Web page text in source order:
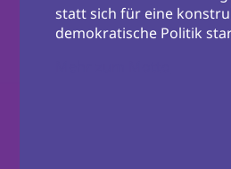
statt sich für eine
demokratische Politik